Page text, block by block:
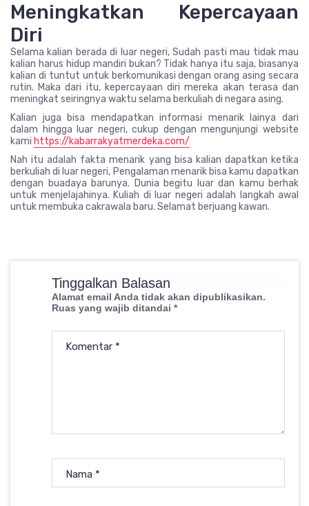
Meningkatkan Kepercayaan
Diri
Selama kalian berada di luar negeri, Sudah pasti mau tidak mau
kalian harus hidup mandiri bukan? Tidak hanya itu saja, biasanya
kalian di tuntut untuk berkomunikasi dengan orang asing secara
rutin. Maka dari itu, kepercayaan diri mereka akan terasa dan
meningkat seiringnya waktu selama berkuliah di negara asing.
Kalian juga bisa mendapatkan informasi menarik lainya dari
dalam hingga luar negeri, cukup dengan mengunjungi website
kami https://kabarrakyatmerdeka.com/
Nah itu adalah fakta menarik yang bisa kalian dapatkan ketika
berkuliah di luar negeri, Pengalaman menarik bisa kamu dapatkan
dengan buadaya barunya. Dunia begitu luar dan kamu berhak
untuk menjelajahinya. Kuliah di luar negeri adalah langkah awal
untuk membuka cakrawala baru. Selamat berjuang kawan.
Tinggalkan Balasan
Alamat email Anda tidak akan dipublikasikan.
Ruas yang wajib ditandai *
Komentar *
Nama *